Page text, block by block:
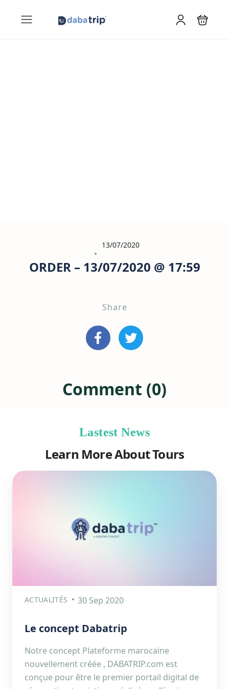
13/07/2020
ORDER – 13/07/2020 @ 17:59
Share
Comment (0)
Lastest News
Learn More About Tours
ACTUALITÉS 30 Sep 2020
Le concept Dabatrip
Notre concept Plateforme marocaine
nouvellement créée , DABATRIP.com est
conçue pour être le premier portail digital de